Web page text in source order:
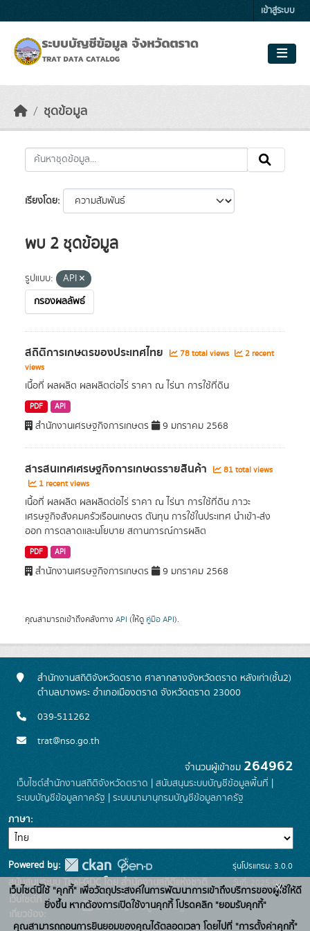
เข้าสู่ระบบ
ชุดข้อมูล
เรียงโดย
พบ 2 ชุดข้อมูล
รูปแบบ:
API
กรองผลลัพธ์
สถิติการเกษตรของประเทศไทย 78 total views
2 recent
views
เนื้อที่ ผลผลิต ผลผลิตต่อไร่ ราคา ณ ไร่นา การใช้ที่ดิน
PDF API
สำนักงานเศรษฐกิจการเกษตร 9 มกราคม 2568
สารสนเทศเศรษฐกิจการเกษตรรายสินค้า
81 total views
1 recent views
เนื้อที่ ผลผลิต ผลผลิตต่อไร่ ราคา ณ ไร่นา การใช้ที่ดิน ภาวะ
เศรษฐกิจสังคมครัวเรือนเกษตร ตันทุน การใช้ในประเทศ นำเข้า-ส่ง
ออก การตลาดและนโยบาย สถานการณ์การผลิต
PDF API
สำนักงานเศรษฐกิจการเกษตร 9 มกราคม 2568
คุณสามารถเข้าถึงคลังทาง API (ให้ดู คู่มือ API).
สำนักงานสถิติจังหวัดตราด ศาลากลางจังหวัดตราด หลังเก่า(ชั้น2)
ตำบลบางพระ อำเภอเมืองตราด จังหวัดตราด 23000
039-511262
trat@nso.go.th
จำนวนผู้เข้าชม 264962
เว็บไซต์สำนักงานสถิติจังหวัดตราด | สนับสนุนระบบบัญชีข้อมูลพื้นที่ |
ระบบบัญชีข้อมูลภาครัฐ | ระบบนามานุกรมบัญชีข้อมูลภาครัฐ
ภาษา
Powered by:
สนับสนุนระบบ Thai-GDC โดย สำนักงานสถิติแห่งชาติ
เว็บไซต์ที่
เกี่ยวข้อง:
ระบบบัญชีข้อมูลภาครัฐ
รุ่นโปรแกรม: 3.0.0
วันที่: 2025-06-
26
เว็บไซต์นี้ใช้ "คุกกี้" เพื่อวัตถุประสงค์ในการพัฒนาการเข้าถึงบริการของผู้ใช้ให้ดี
ยิ่งขึ้น หากต้องการเปิดใช้งานคุกกี้ โปรดคลิก "ยอมรับคุกกี้"
คุณสามารถถอนการยินยอมของคุณได้ตลอดเวลา โดยไปที่ "การตั้งค่าคุกกี้"
x